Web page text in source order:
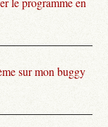
sur mon buggy